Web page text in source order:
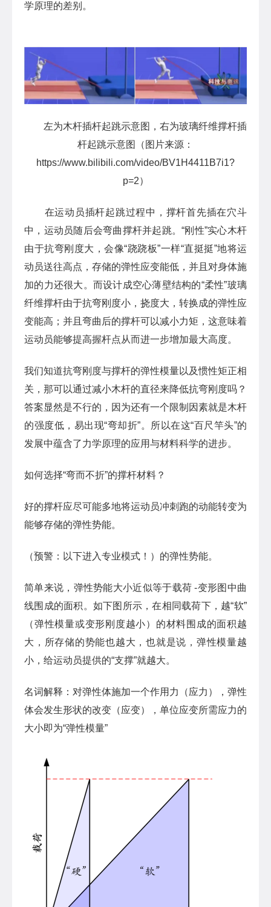
学原理的差别。
左为木杆插杆起跳示意图，右为玻璃纤维撑杆插
杆起跳示意图（图片来源：
https://www.bilibili.com/video/BV1H4411B7i1?
p=2）
在运动员插杆起跳过程中，撑杆首先插在穴斗
中，运动员随后会弯曲撑杆并起跳。“刚性”实心木杆
由于抗弯刚度大，会像“跷跷板”一样“直挺挺”地将运
动员送往高点，存储的弹性应变能低，并且对身体施
加的力还很大。而设计成空心薄壁结构的“柔性”玻璃
纤维撑杆由于抗弯刚度小，挠度大，转换成的弹性应
变能高；并且弯曲后的撑杆可以减小力矩，这意味着
运动员能够提高握杆点从而进一步增加最大高度。
我们知道抗弯刚度与撑杆的弹性模量以及惯性矩正相
关，那可以通过减小木杆的直径来降低抗弯刚度吗？
答案显然是不行的，因为还有一个限制因素就是木杆
的强度低，易出现“弯却折”。所以在这“百尺竿头”的
发展中蕴含了力学原理的应用与材料科学的进步。
如何选择“弯而不折”的撑杆材料？
好的撑杆应尽可能多地将运动员冲刺跑的动能转变为
能够存储的弹性势能。
（预警：以下进入专业模式！）的弹性势能。
简单来说，弹性势能大小近似等于载荷 -变形图中曲
线围成的面积。如下图所示，在相同载荷下，越“软”
（弹性模量或变形刚度越小）的材料围成的面积越
大，所存储的势能也越大，也就是说，弹性模量越
小，给运动员提供的“支撑”就越大。
名词解释：对弹性体施加一个作用力（应力），弹性
体会发生形状的改变（应变），单位应变所需应力的
大小即为“弹性模量”